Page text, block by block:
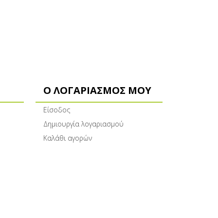
Ο ΛΟΓΑΡΙΑΣΜΌΣ ΜΟΥ
Είσοδος
Δημιουργία λογαριασμού
Καλάθι αγορών